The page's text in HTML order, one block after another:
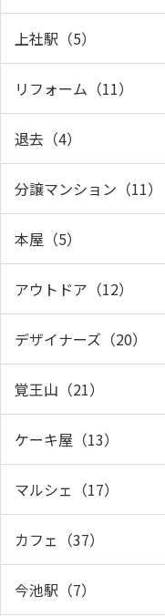
上社駅（5）
リフォーム（11）
退去（4）
分譲マンション（11）
本屋（5）
アウトドア（12）
デザイナーズ（20）
覚王山（21）
ケーキ屋（13）
マルシェ（17）
カフェ（37）
今池駅（7）